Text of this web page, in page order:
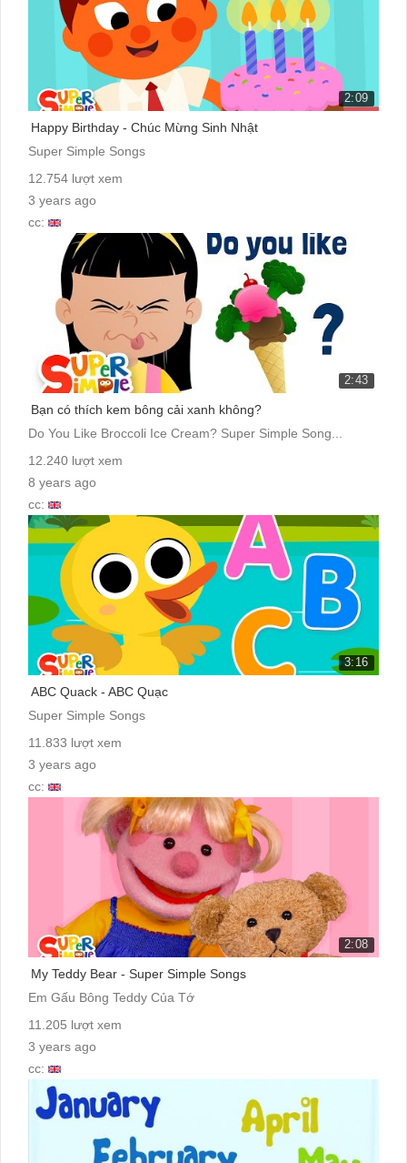
2:09
Happy Birthday - Chúc Mừng Sinh Nhật
Super Simple Songs
12.754 lượt xem
3 years ago
cc:
2:43
Bạn có thích kem bông cải xanh không?
Do You Like Broccoli Ice Cream? Super Simple Song...
12.240 lượt xem
8 years ago
cc:
3:16
ABC Quack - ABC Quạc
Super Simple Songs
11.833 lượt xem
3 years ago
cc:
2:08
My Teddy Bear - Super Simple Songs
Em Gấu Bông Teddy Của Tớ
11.205 lượt xem
3 years ago
cc: